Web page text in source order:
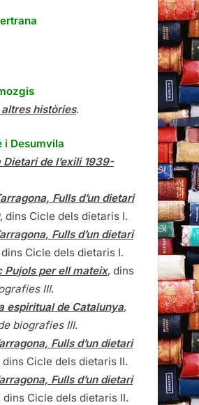
històries.
i Desumvila
Dietari de l’exili 1939-
Fulls d’un dietari
, dins Cicle dels dietaris I.
Fulls d’un dietari
Cicle dels dietaris I.
Pujols per ell mateix, dins
III.
espiritual de Catalunya,
biografies III.
Fulls d’un dietari
dins Cicle dels dietaris II.
Fulls d’un dietari
dins Cicle dels dietaris II.